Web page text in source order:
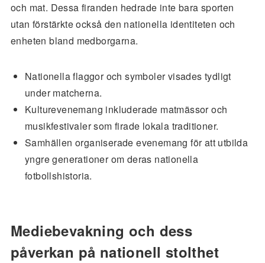
och mat. Dessa firanden hedrade inte bara sporten
utan förstärkte också den nationella identiteten och
enheten bland medborgarna.
Nationella flaggor och symboler visades tydligt
under matcherna.
Kulturevenemang inkluderade matmässor och
musikfestivaler som firade lokala traditioner.
Samhällen organiserade evenemang för att utbilda
yngre generationer om deras nationella
fotbollshistoria.
Mediebevakning och dess
påverkan på nationell stolthet